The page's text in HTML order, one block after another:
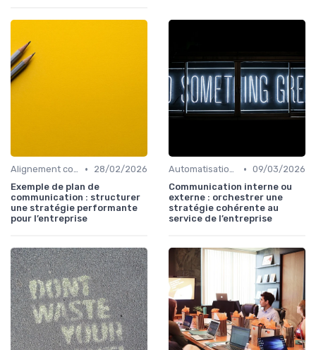
Alignement communication & stratégie business •
28/02/2026
Exemple de plan de
communication : structurer
une stratégie performante
pour l’entreprise
Automatisation & performance des campagnes • 09/03/2026
Communication interne ou
externe : orchestrer une
stratégie cohérente au
service de l’entreprise